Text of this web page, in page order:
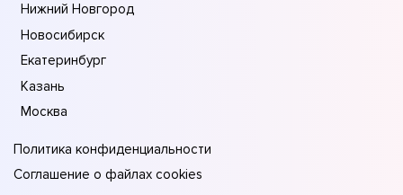
Нижний Новгород
Новосибирск
Екатеринбург
Казань
Москва
Политика конфиденциальности
Соглашение о файлах cookies